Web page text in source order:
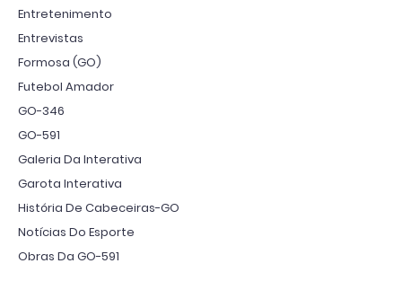
Entretenimento
Entrevistas
Formosa (GO)
Futebol Amador
GO-346
GO-591
Galeria Da Interativa
Garota Interativa
História De Cabeceiras-GO
Notícias Do Esporte
Obras Da GO-591